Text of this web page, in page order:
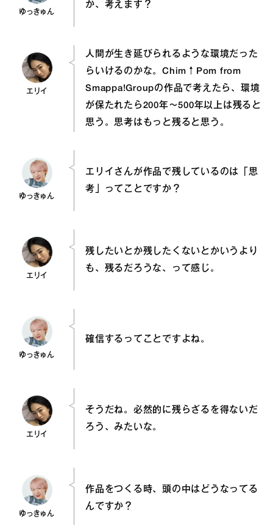
ゆっきゅん
か、考えます？
エリイ
人間が生き延びられるような環境だった
らいけるのかな。Chim↑Pom from
Smappa!Groupの作品で考えたら、環境
が保たれたら200年～500年以上は残ると
思う。思考はもっと残ると思う。
ゆっきゅん
エリイさんが作品で残しているのは「思
考」ってことですか？
エリイ
残したいとか残したくないとかいうより
も、残るだろうな、って感じ。
ゆっきゅん
確信するってことですよね。
エリイ
そうだね。必然的に残らざるを得ないだ
ろう、みたいな。
ゆっきゅん
作品をつくる時、頭の中はどうなってる
んですか？